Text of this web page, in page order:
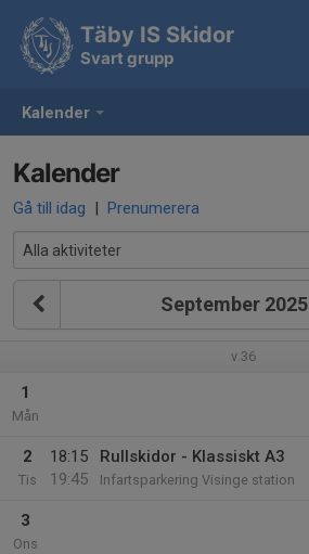
Kalender
Täby IS Skidor
Svart grupp
Kalender
Gå till idag | Prenumerera
September 2025
v.36
1
Mån
2
Tis
18:15
19:45
Rullskidor - Klassiskt A3
Infartsparkering Visinge station
3
Ons